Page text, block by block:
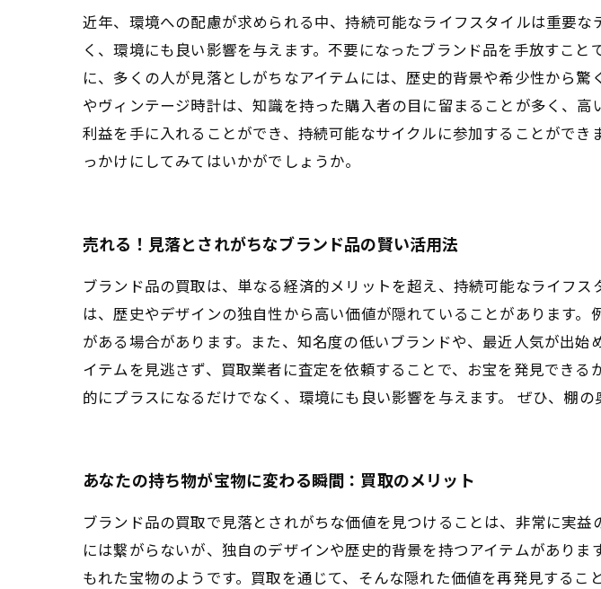
近年、環境への配慮が求められる中、持続可能なライフスタイルは重要
く、環境にも良い影響を与えます。不要になったブランド品を手放すこ
に、多くの人が見落としがちなアイテムには、歴史的背景や希少性から
やヴィンテージ時計は、知識を持った購入者の目に留まることが多く、
利益を手に入れることができ、持続可能なサイクルに参加することがで
っかけにしてみてはいかがでしょうか。
売れる！見落とされがちなブランド品の賢い活用法
ブランド品の買取は、単なる経済的メリットを超え、持続可能なライフ
は、歴史やデザインの独自性から高い価値が隠れていることがあります
がある場合があります。また、知名度の低いブランドや、最近人気が出
イテムを見逃さず、買取業者に査定を依頼することで、お宝を発見でき
的にプラスになるだけでなく、環境にも良い影響を与えます。 ぜひ、棚
あなたの持ち物が宝物に変わる瞬間：買取のメリット
ブランド品の買取で見落とされがちな価値を見つけることは、非常に実
には繋がらないが、独自のデザインや歴史的背景を持つアイテムがあり
もれた宝物のようです。買取を通じて、そんな隠れた価値を再発見する